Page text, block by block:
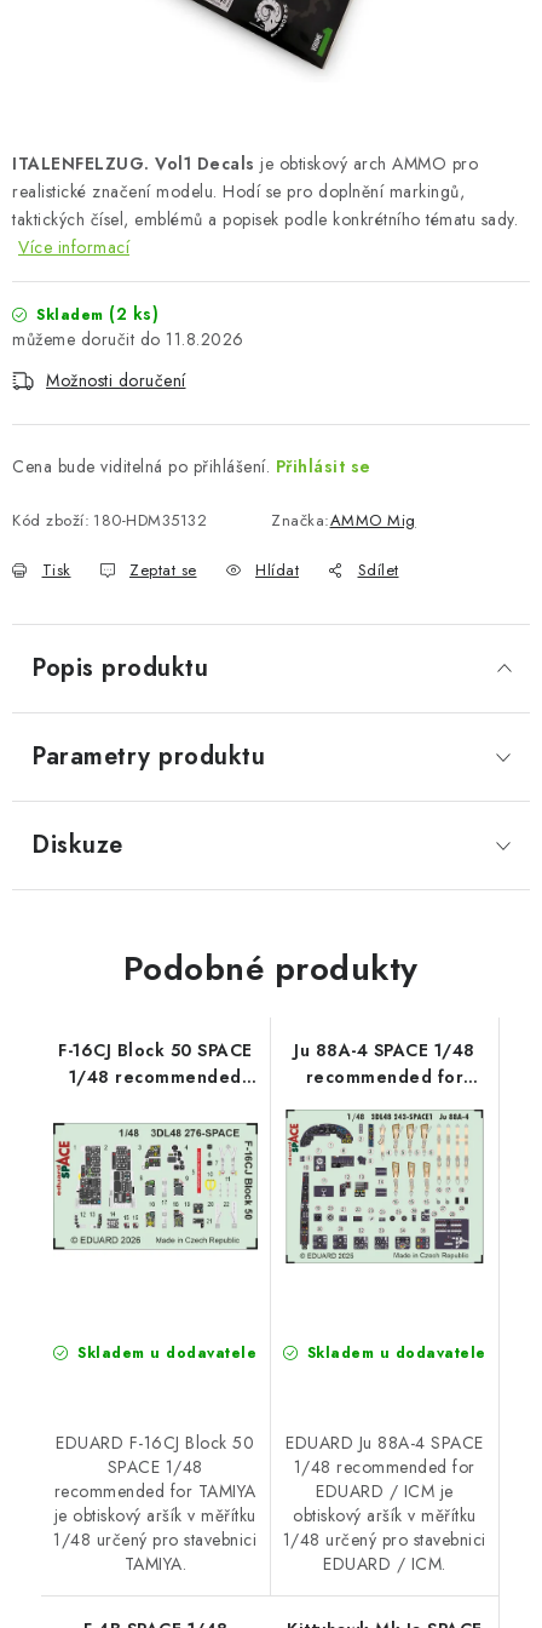
Podmínky ochrany osobních údajů
Reklamační řád
Velkoobchod (B2B)
FAQ Hromadná objednávka
ITALENFELZUG. Vol1 Decals je obtiskový arch AMMO pro
realistické značení modelu. Hodí se pro doplnění markingů,
taktických čísel, emblémů a popisek podle konkrétního tématu sady.
Více informací
Skladem (2 ks)
11.8.2026
Možnosti doručení
Cena bude viditelná po přihlášení. Přihlásit se
Kód zboží: 180-HDM35132 Značka:AMMO Mig
Tisk Zeptat se Hlídat Sdílet
Popis produktu
Parametry produktu
Diskuze
Podobné produkty
F-16CJ Block 50 SPACE
1/48 recommended
Skladem u dodavatele
EDUARD F-16CJ Block 50
SPACE 1/48
recommended for TAMIYA
je obtiskový aršík v měřítku
1/48 určený pro stavebnici
TAMIYA.
Ju 88A-4 SPACE 1/48
recommended for
EDUARD / ICM
Skladem u dodavatele
EDUARD Ju 88A-4 SPACE
1/48 recommended for
EDUARD / ICM je
obtiskový aršík v měřítku
1/48 určený pro stavebnici
EDUARD / ICM.